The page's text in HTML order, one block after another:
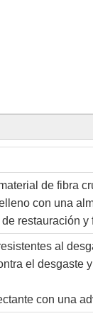
de fibra
con una
restauración
al
el desgaste
con una